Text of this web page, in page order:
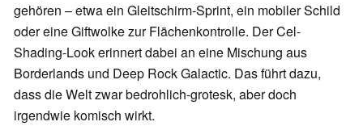
gehören – etwa ein Gleitschirm-Sprint, ein mobiler Schild
oder eine Giftwolke zur Flächenkontrolle. Der Cel-
Shading-Look erinnert dabei an eine Mischung aus
Borderlands und Deep Rock Galactic. Das führt dazu,
dass die Welt zwar bedrohlich-grotesk, aber doch
irgendwie komisch wirkt.